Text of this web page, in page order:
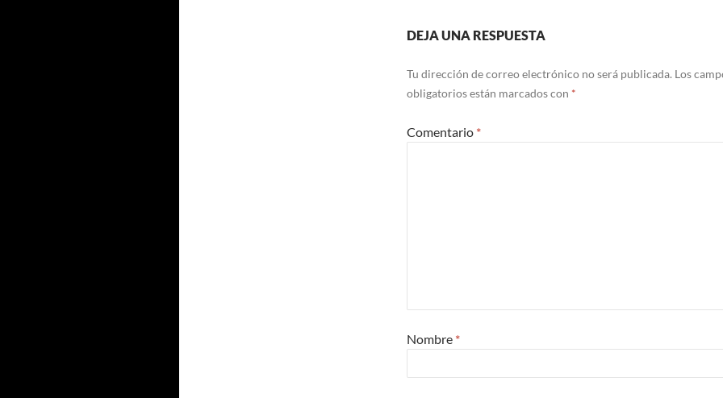
DEJA UNA RESPUESTA
Tu dirección de correo electrónico no será publicada. Los
obligatorios están marcados con *
Comentario *
Nombre *